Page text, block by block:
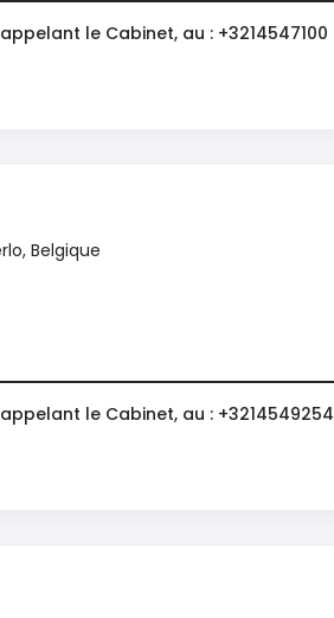
le Cabinet, au : +3214547100
Belgique
le Cabinet, au : +3214549254